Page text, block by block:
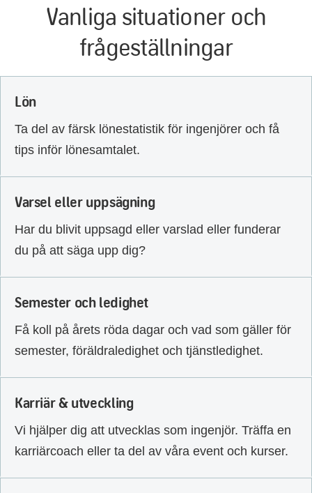
Vanliga situationer och
frågeställningar
Lön
Ta del av färsk lönestatistik för ingenjörer och få
tips inför lönesamtalet.
Varsel eller uppsägning
Har du blivit uppsagd eller varslad eller funderar
du på att säga upp dig?
Semester och ledighet
Få koll på årets röda dagar och vad som gäller för
semester, föräldraledighet och tjänstledighet.
Karriär & utveckling
Vi hjälper dig att utvecklas som ingenjör. Träffa en
karriärcoach eller ta del av våra event och kurser.